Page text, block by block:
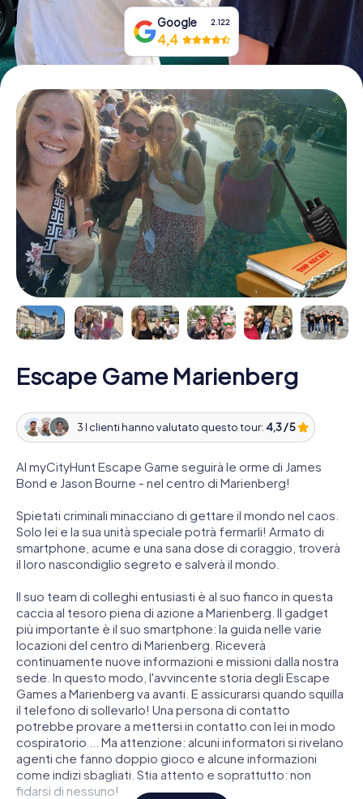
Google 2.122
4,4
Escape Game Marienberg
3 I clienti hanno valutato questo tour: 4,3 / 5
Al myCityHunt Escape Game seguirà le orme di James
Bond e Jason Bourne - nel centro di Marienberg!
Spietati criminali minacciano di gettare il mondo nel caos.
Solo lei e la sua unità speciale potrà fermarli! Armato di
smartphone, acume e una sana dose di coraggio, troverà
il loro nascondiglio segreto e salverà il mondo.
Il suo team di colleghi entusiasti è al suo fianco in questa
caccia al tesoro piena di azione a Marienberg. Il gadget
più importante è il suo smartphone: la guida nelle varie
locazioni del centro di Marienberg. Riceverà
continuamente nuove informazioni e missioni dalla nostra
sede. In questo modo, l'avvincente storia degli Escape
Games a Marienberg va avanti. E assicurarsi quando squilla
il telefono di sollevarlo! Una persona di contatto
potrebbe provare a mettersi in contatto con lei in modo
cospiratorio ... Ma attenzione: alcuni informatori si rivelano
agenti che fanno doppio gioco e alcune informazioni
come indizi sbagliati. Stia attento e soprattutto: non
fidarsi di nessuno!